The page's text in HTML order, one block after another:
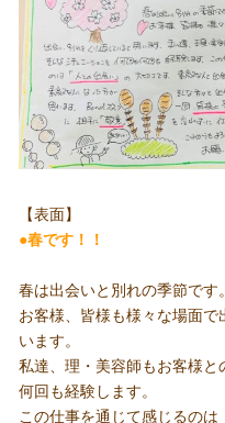
【表面】
●春です！！
春は出会いと別れの季節です。
お客様、皆様も様々な場面
います。
私達、理・美容師もお客様と
何回も経験します。
この仕事を通じて感じるのは